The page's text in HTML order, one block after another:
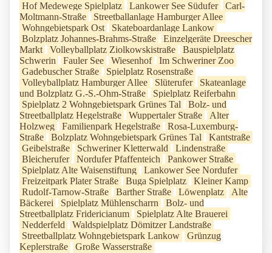
Hof Medewege Spielplatz Lankower See Südufer
Carl-
Moltmann-Straße
Streetballanlage Hamburger Allee
Wohngebietspark Ost
Skateboardanlage Lankow
Bolzplatz Johannes-Brahms-Straße
Einzelgeräte Dreescher
Markt
Volleyballplatz Ziolkowskistraße
Bauspielplatz
Schwerin
Fauler See Wiesenhof
Im Schweriner Zoo
Gadebuscher Straße
Spielplatz Rosenstraße
Volleyballplatz Hamburger Allee
Slüterufer
Skateanlage
und Bolzplatz G.-S.-Ohm-Straße
Spielplatz Reiferbahn
Spielplatz 2 Wohngebietspark Grünes Tal
Bolz- und
Streetballplatz Hegelstraße
Wuppertaler Straße
Alter
Holzweg
Familienpark Hegelstraße
Rosa-Luxemburg-
Straße
Bolzplatz Wohngebietspark Grünes Tal
Kantstraße
Geibelstraße
Schweriner Kletterwald
Lindenstraße
Bleicherufer
Nordufer Pfaffenteich
Pankower Straße
Spielplatz Alte Waisenstiftung
Lankower See Nordufer
Freizeitpark Plater Straße
Buga Spielplatz
Kleiner Kamp
Rudolf-Tarnow-Straße
Barther Straße Löwenplatz
Alte
Bäckerei
Spielplatz Mühlenscharrn
Bolz- und
Streetballplatz Fridericianum
Spielplatz Alte Brauerei
Nedderfeld
Waldspielplatz Dömitzer Landstraße
Streetballplatz Wohngebietspark Lankow
Grünzug
Keplerstraße
Große Wasserstraße